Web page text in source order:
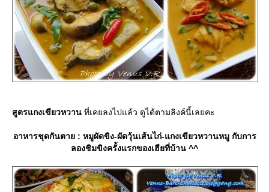
สูตรแกงเขียวหวาน ที่เคยลงไปแล้ว ดูได้ตามลิงค์นี้เลยคะ
อาหารชุดกันตาย : หมูผัดขิง-ผัดวุ้นเส้นไก่-แกงเขียวหวานหมู กับการ
ลองชิมขิงครั้งแรกของเฮียที่บ้าน ^^